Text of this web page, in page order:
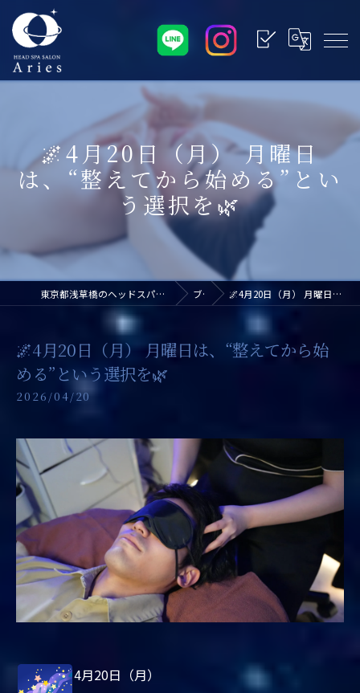
🌌4月20日（月） 月曜日
は、“整えてから始める”とい
う選択を🌿
東京都浅草橋のヘッドスパなら浅草橋ドライヘッドスパ専門店アリエス ブログ 🌌4月20日（月） 月曜日は、“整えてから始める”という選択を🌿
🌌4月20日（月） 月曜日は、“整えてから始
める”という選択を🌿
2026/04/20
4月20日（月）